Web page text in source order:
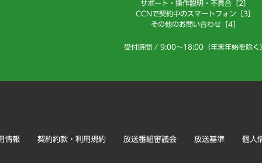
サポート・操作説明・不具合［2］
CCNで契約中のスマートフォン［3］
その他のお問い合わせ［4］
受付時間 / 9:00～18:00（年末年始を除く
情報 契約約款・利用規約 放送番組審議会 放送基準 個人